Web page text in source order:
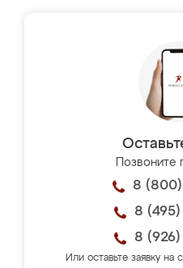
8 (800)
8 (495)
8 (926)
Или оставьте заявку на